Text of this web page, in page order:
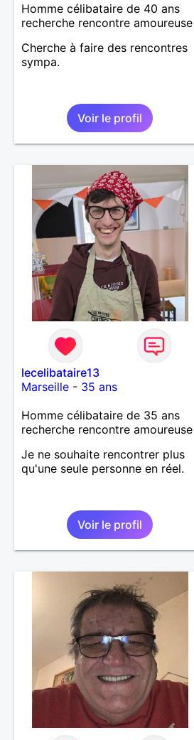
Homme célibataire de 40 ans
recherche rencontre amoureuse
Cherche à faire des rencontres
sympa.
Voir le profil
lecelibataire13
Marseille - 35 ans
Homme célibataire de 35 ans
recherche rencontre amoureuse
Je ne souhaite rencontrer plus
qu'une seule personne en réel.
Voir le profil